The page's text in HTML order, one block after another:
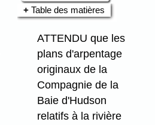
Table des matières
ATTENDU que les
plans d'arpentage
originaux de la
Compagnie de la
Baie d'Hudson
relatifs à la rivière